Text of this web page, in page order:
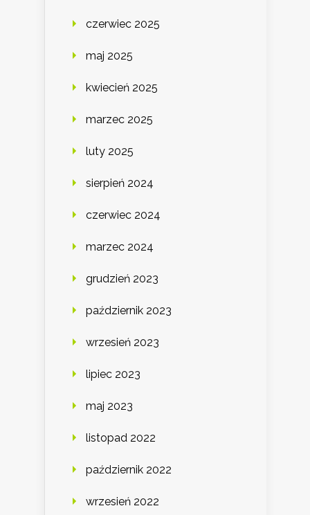
czerwiec 2025
maj 2025
kwiecień 2025
marzec 2025
luty 2025
sierpień 2024
czerwiec 2024
marzec 2024
grudzień 2023
październik 2023
wrzesień 2023
lipiec 2023
maj 2023
listopad 2022
październik 2022
wrzesień 2022